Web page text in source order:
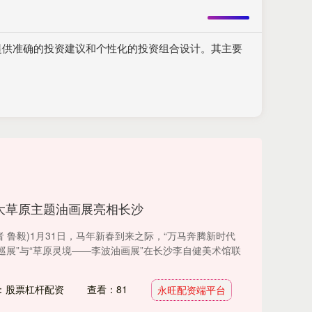
准确的投资建议和个性化的投资组合设计。其主要
原主题油画展亮相长沙
鲁毅)1月31日，马年新春到来之际，“万马奔腾新时代
”与“草原灵境——李波油画展”在长沙李自健美术馆联
股票杠杆配资 查看：81 永旺配资端平台